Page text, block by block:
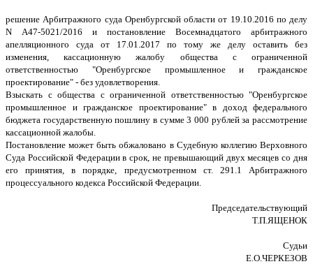
решение Арбитражного суда Оренбургской области от 19.10.2016 по делу
N А47-5021/2016 и постановление Восемнадцатого арбитражного
апелляционного суда от 17.01.2017 по тому же делу оставить без
изменения, кассационную жалобу общества с ограниченной
ответственностью "Оренбургское промышленное и гражданское
проектирование" - без удовлетворения.
Взыскать с общества с ограниченной ответственностью "Оренбургское
промышленное и гражданское проектирование" в доход федерального
бюджета государственную пошлину в сумме 3 000 рублей за рассмотрение
кассационной жалобы.
Постановление может быть обжаловано в Судебную коллегию Верховного
Суда Российской Федерации в срок, не превышающий двух месяцев со дня
его принятия, в порядке, предусмотренном ст. 291.1 Арбитражного
процессуального кодекса Российской Федерации.
Председательствующий
Т.П.ЯЩЕНОК
Судьи
Е.О.ЧЕРКЕЗОВ